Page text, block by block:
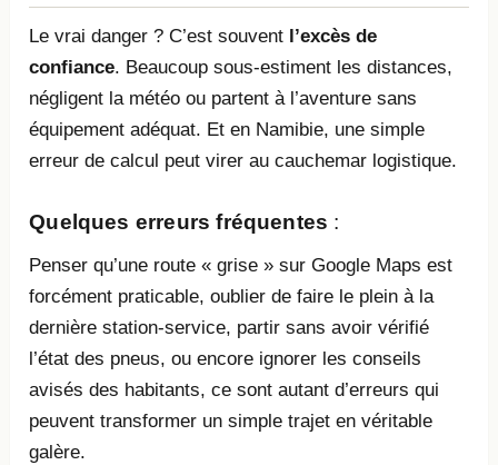
Le vrai danger ? C’est souvent l’excès de
confiance. Beaucoup sous-estiment les distances,
négligent la météo ou partent à l’aventure sans
équipement adéquat. Et en Namibie, une simple
erreur de calcul peut virer au cauchemar logistique.
Quelques erreurs fréquentes :
Penser qu’une route « grise » sur Google Maps est
forcément praticable, oublier de faire le plein à la
dernière station-service, partir sans avoir vérifié
l’état des pneus, ou encore ignorer les conseils
avisés des habitants, ce sont autant d’erreurs qui
peuvent transformer un simple trajet en véritable
galère.